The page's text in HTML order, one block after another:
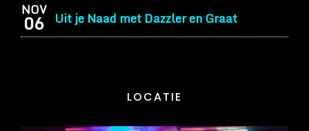
NOV
06 Uit je Naad met Dazzler en Graat
LOCATIE